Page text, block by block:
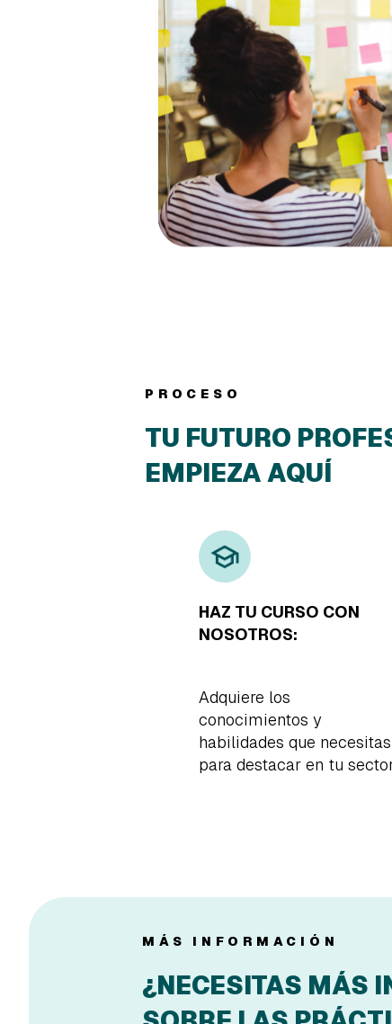
PROCESO
TU FUTURO
EMPIEZA AQUÍ
HAZ TU CURSO CON
NOSOTROS:
Adquiere los
conocimientos y
habilidades que necesitas
para destacar en tu
MÁS INFORMACIÓN
¿NECESITAS MÁS